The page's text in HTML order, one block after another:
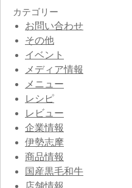
カテゴリー
お問い合わせ
その他
イベント
メディア情報
メニュー
レシピ
レビュー
企業情報
伊勢志摩
商品情報
国産黒毛和牛